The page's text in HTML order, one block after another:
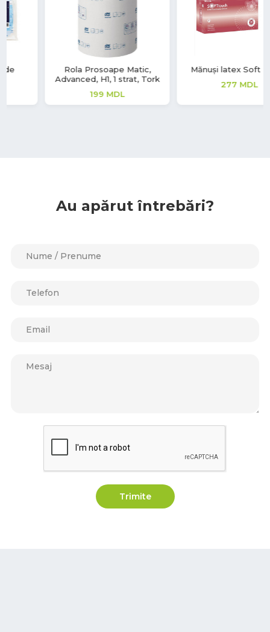
Mănuși latex Soft Touch
277MDL
Mănuși latex Aurelia Vintage
Au apărut întrebări?
Trimite